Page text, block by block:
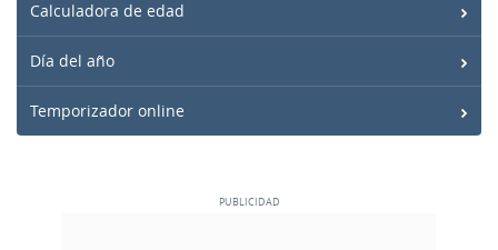
Calculadora de edad
Día del año
Temporizador online